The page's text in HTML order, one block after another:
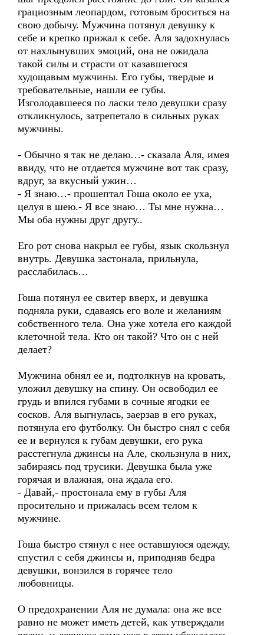
грациозным леопардом, готовым броситься на
свою добычу. Мужчина потянул девушку к
себе и крепко прижал к себе. Аля задохнулась
от нахлынувших эмоций, она не ожидала
такой силы и страсти от казавшегося
худощавым мужчины. Его губы, твердые и
требовательные, нашли ее губы.
Изголодавшееся по ласки тело девушки сразу
откликнулось, затрепетало в сильных руках
мужчины.
- Обычно я так не делаю…- сказала Аля, имея
ввиду, что не отдается мужчине вот так сразу,
вдруг, за вкусный ужин…
- Я знаю…- прошептал Гоша около ее уха,
целуя в шею.- Я все знаю… Ты мне нужна…
Мы оба нужны друг другу..
Его рот снова накрыл ее губы, язык скользнул
внутрь. Девушка застонала, прильнула,
расслабилась…
Гоша потянул ее свитер вверх, и девушка
подняла руки, сдаваясь его воле и желаниям
собственного тела. Она уже хотела его каждой
клеточной тела. Кто он такой? Что он с ней
делает?
Мужчина обнял ее и, подтолкнув на кровать,
уложил девушку на спину. Он освободил ее
грудь и впился губами в сочные ягодки ее
сосков. Аля выгнулась, заерзав в его руках,
потянула его футболку. Он быстро снял с себя
ее и вернулся к губам девушки, его рука
расстегнула джинсы на Але, скользнула в них,
забираясь под трусики. Девушка была уже
горячая и влажная, она ждала его.
- Давай,- простонала ему в губы Аля
просительно и прижалась всем телом к
мужчине.
Гоша быстро стянул с нее оставшуюся одежду,
спустил с себя джинсы и, приподняв бедра
девушки, вонзился в горячее тело
любовницы.
О предохранении Аля не думала: она же все
равно не может иметь детей, как утверждали